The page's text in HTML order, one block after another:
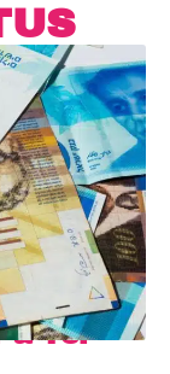
à Tel-